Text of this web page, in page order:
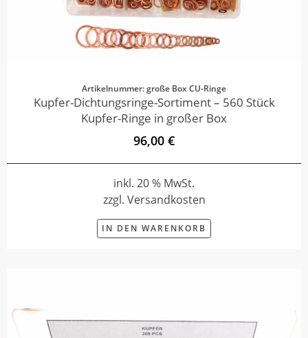
Artikelnummer: große Box CU-Ringe
Kupfer-Dichtungsringe-Sortiment – 560 Stück
Kupfer-Ringe in großer Box
96,00 €
inkl. 20 % MwSt.
zzgl. Versandkosten
IN DEN WARENKORB